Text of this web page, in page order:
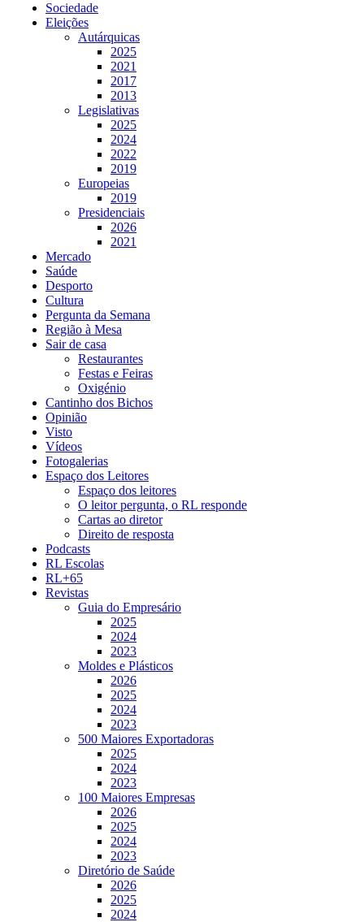
Sociedade
Eleições
Autárquicas
2025
2021
2017
2013
Legislativas
2025
2024
2022
2019
Europeias
2019
Presidenciais
2026
2021
Mercado
Saúde
Desporto
Cultura
Pergunta da Semana
Região à Mesa
Sair de casa
Restaurantes
Festas e Feiras
Oxigénio
Cantinho dos Bichos
Opinião
Visto
Vídeos
Fotogalerias
Espaço dos Leitores
Espaço dos leitores
O leitor pergunta, o RL responde
Cartas ao diretor
Direito de resposta
Podcasts
RL Escolas
RL+65
Revistas
Guia do Empresário
2025
2024
2023
Moldes e Plásticos
2026
2025
2024
2023
500 Maiores Exportadoras
2025
2024
2023
100 Maiores Empresas
2026
2025
2024
2023
Diretório de Saúde
2026
2025
2024